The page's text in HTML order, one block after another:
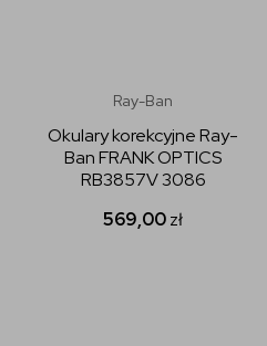
Ray-Ban
Okulary korekcyjne Ray-
Ban FRANK OPTICS
RB3857V 3086
569,00zł